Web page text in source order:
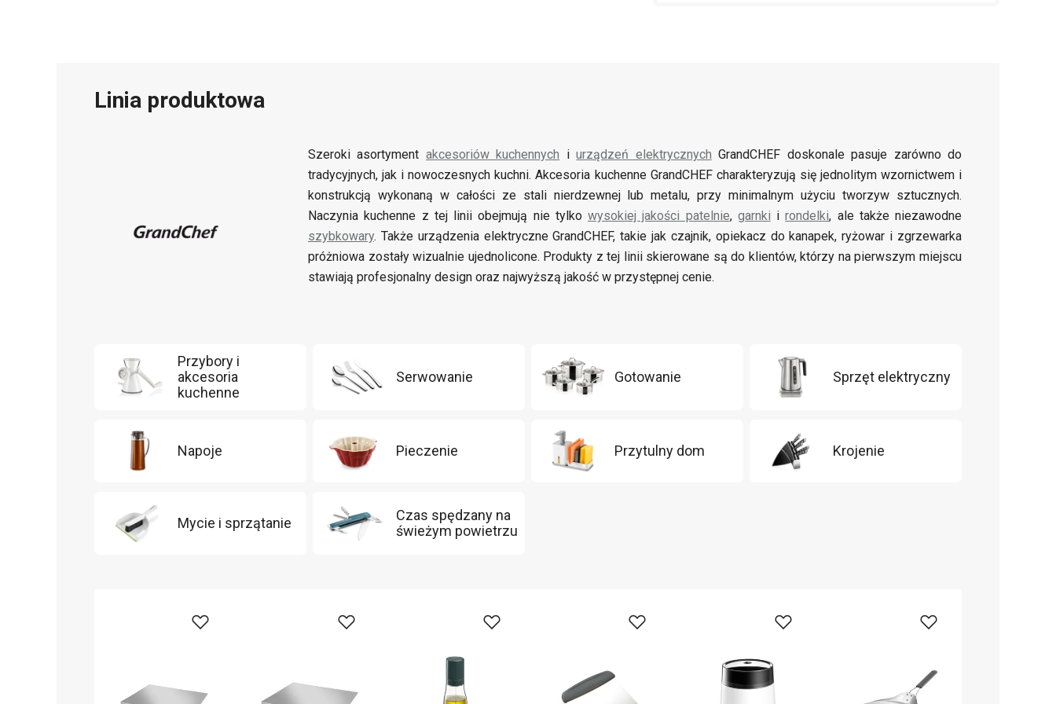
Linia produktowa
Szeroki asortyment akcesoriów kuchennych iurządzeń elektrycznych GrandCHEF doskonale pasuje zarówno do
tradycyjnych, jak i nowoczesnych kuchni. Akcesoria kuchenne GrandCHEF charakteryzują się jednolitym wzornictwem i
konstrukcją wykonaną w całości ze stali nierdzewnej lub metalu, przy minimalnym użyciu tworzyw sztucznych.
Naczynia kuchenne z tej linii obejmują nie tylko wysokiej jakości patelnie, garnki irondelki, ale także niezawodne
szybkowary. Także urządzenia elektryczne GrandCHEF, takie jak czajnik, opiekacz do kanapek, ryżowar i zgrzewarka
próżniowa zostały wizualnie ujednolicone. Produkty z tej linii skierowane są do klientów, którzy na pierwszym miejscu
stawiają profesjonalny design oraz najwyższą jakość w przystępnej cenie.
Przybory i
akcesoria
kuchenne
Serwowanie Gotowanie Sprzęt elektryczny
Napoje Pieczenie Przytulny dom Krojenie
Mycie i sprzątanie
Czas spędzany na
świeżym powietrzu